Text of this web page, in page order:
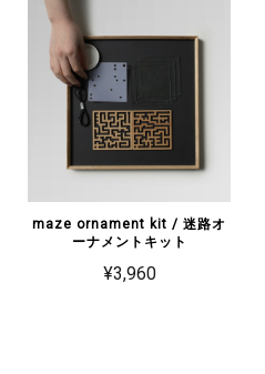
maze ornament kit / 迷路オ
ーナメントキット
¥3,960